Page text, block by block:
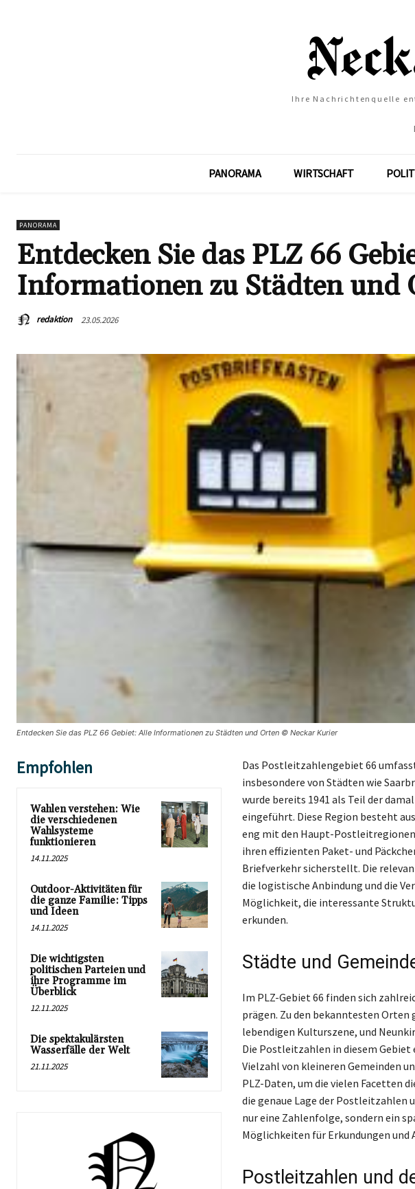
Ihre Nachrichtenquelle
PANORAMA WIRTSCHAFT
PANORAMA
Entdecken Sie das PLZ 66
Informationen zu Städten und
redaktion 23.05.2026
Entdecken Sie das PLZ 66 Gebiet: Alle Informationen zu Städten und Orten © Neckar Kurier
Empfohlen
Wahlen verstehen: Wie
die verschiedenen
Wahlsysteme
funktionieren
14.11.2025
Outdoor-Aktivitäten für
die ganze Familie: Tipps
und Ideen
14.11.2025
Die wichtigsten
politischen Parteien und
ihre Programme im
Überblick
12.11.2025
Die spektakulärsten
Wasserfälle der Welt
21.11.2025
Das Postleitzahlengebiet 66
insbesondere von Städten wie
wurde bereits 1941 als Teil der
eingeführt. Diese Region besteht
eng mit den Haupt-Postleitregionen
ihren effizienten Paket- und
Briefverkehr sicherstellt. Die
die logistische Anbindung und die
Möglichkeit, die interessante
erkunden.
Städte und
Im PLZ-Gebiet 66 finden sich
prägen. Zu den bekanntesten
lebendigen Kulturszene, und
Die Postleitzahlen in diesem Gebiet
Vielzahl von kleineren Gemeinden
PLZ-Daten, um die vielen Facetten
die genaue Lage der
nur eine Zahlenfolge, sondern ein
Möglichkeiten für Erkundungen und
Postleitzahlen und